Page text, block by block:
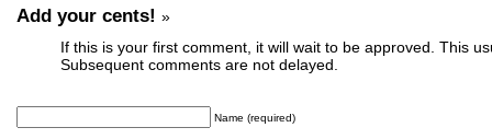
Add your cents! »
If this is your first comment, it will wait to be approved. This
Subsequent comments are not delayed.
Name (required)